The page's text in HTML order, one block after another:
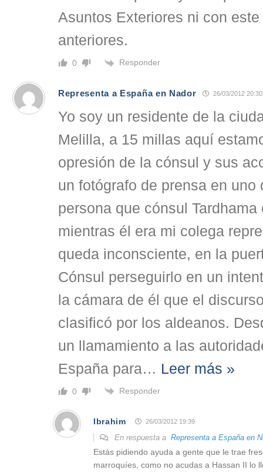
Asuntos Exteriores ni con
anteriores.
0 Responder
Representa a España en Nador 26/03/2012 20:30
Yo soy un residente de la
Melilla, a 15 millas aquí
opresión de la cónsul y sus
un fotógrafo de prensa en
persona que cónsul
mientras él era mi colega
queda inconsciente, en la
Cónsul perseguirlo en un
la cámara de él que el
clasificó por los aldeanos.
un llamamiento a las
España para… Leer más »
0 Responder
Ibrahim 26/03/2012 19:39
En respuesta a Representa a España en
Estás pidiendo ayuda a gente que le trae
marroquíes, como no acudas a Hassan II lo